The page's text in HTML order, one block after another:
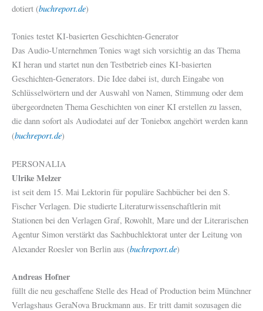
dotiert (buchreport.de)
Tonies testet KI-basierten Geschichten-Generator
Das Audio-Unternehmen Tonies wagt sich vorsichtig an das Thema
KI heran und startet nun den Testbetrieb eines KI-basierten
Geschichten-Generators. Die Idee dabei ist, durch Eingabe von
Schlüsselwörtern und der Auswahl von Namen, Stimmung oder dem
übergeordneten Thema Geschichten von einer KI erstellen zu lassen,
die dann sofort als Audiodatei auf der Toniebox angehört werden kann
(buchreport.de)
PERSONALIA
Ulrike Melzer
ist seit dem 15. Mai Lektorin für populäre Sachbücher bei den S.
Fischer Verlagen. Die studierte Literaturwissenschaftlerin mit
Stationen bei den Verlagen Graf, Rowohlt, Mare und der Literarischen
Agentur Simon verstärkt das Sachbuchlektorat unter der Leitung von
Alexander Roesler von Berlin aus (buchreport.de)
Andreas Hofner
füllt die neu geschaffene Stelle des Head of Production beim Münchner
Verlagshaus GeraNova Bruckmann aus. Er tritt damit sozusagen die